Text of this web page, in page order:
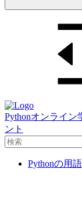
Pythonオンライン
ント
Pythonの用